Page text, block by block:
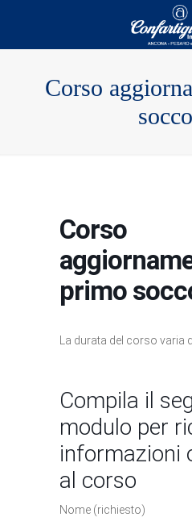
Corso
Corso
primo
La durata del corso varia
Compila il
modulo per
informazioni
al corso
Nome (richiesto)